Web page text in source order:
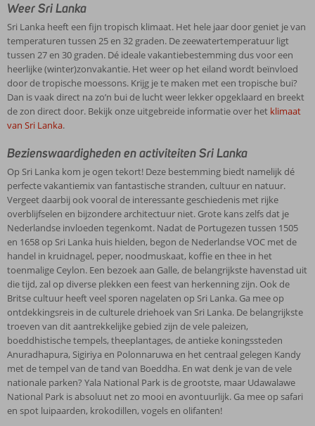
Weer Sri Lanka
Sri Lanka heeft een fijn tropisch klimaat. Het hele jaar door geniet je van
temperaturen tussen 25 en 32 graden. De zeewatertemperatuur ligt
tussen 27 en 30 graden. Dé ideale vakantiebestemming dus voor een
heerlijke (winter)zonvakantie. Het weer op het eiland wordt beïnvloed
door de tropische moessons. Krijg je te maken met een tropische bui?
Dan is vaak direct na zo’n bui de lucht weer lekker opgeklaard en breekt
de zon direct door. Bekijk onze uitgebreide informatie over het klimaat
van Sri Lanka.
Bezienswaardigheden en activiteiten Sri Lanka
Op Sri Lanka kom je ogen tekort! Deze bestemming biedt namelijk dé
perfecte vakantiemix van fantastische stranden, cultuur en natuur.
Vergeet daarbij ook vooral de interessante geschiedenis met rijke
overblijfselen en bijzondere architectuur niet. Grote kans zelfs dat je
Nederlandse invloeden tegenkomt. Nadat de Portugezen tussen 1505
en 1658 op Sri Lanka huis hielden, begon de Nederlandse VOC met de
handel in kruidnagel, peper, noodmuskaat, koffie en thee in het
toenmalige Ceylon. Een bezoek aan Galle, de belangrijkste havenstad uit
die tijd, zal op diverse plekken een feest van herkenning zijn. Ook de
Britse cultuur heeft veel sporen nagelaten op Sri Lanka. Ga mee op
ontdekkingsreis in de culturele driehoek van Sri Lanka. De belangrijkste
troeven van dit aantrekkelijke gebied zijn de vele paleizen,
boeddhistische tempels, theeplantages, de antieke koningssteden
Anuradhapura, Sigiriya en Polonnaruwa en het centraal gelegen Kandy
met de tempel van de tand van Boeddha. En wat denk je van de vele
nationale parken? Yala National Park is de grootste, maar Udawalawe
National Park is absoluut net zo mooi en avontuurlijk. Ga mee op safari
en spot luipaarden, krokodillen, vogels en olifanten!